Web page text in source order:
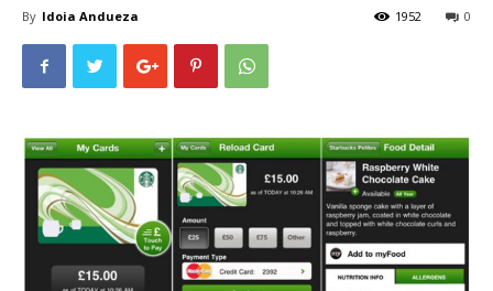
By Idoia Andueza 0
1952